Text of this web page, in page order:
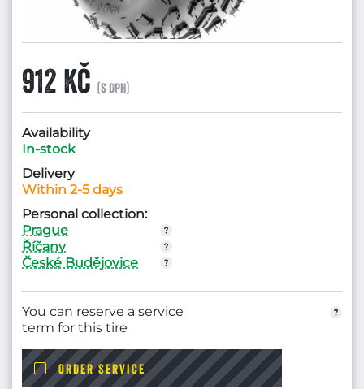
912 Kč (s DPH)
Availability
In-stock
Delivery
Within 2-5 days
Personal collection:
Prague
Říčany
České Budějovice
You can reserve a service
term for this tire
ORDER SERVICE